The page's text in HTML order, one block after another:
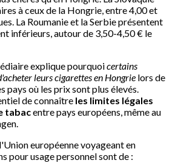
à ceux de la Hongrie, entre 4,00 et
La Roumanie et la Serbie présentent
inférieurs, autour de 3,50-4,50 € le
explique pourquoicertains
leurs cigarettes en Hongrie lors de
pays où les prix sont plus élevés.
de connaître les limites légales
tabacentre pays européens, même au
européenne voyageant en
pour usage personnel sont de :